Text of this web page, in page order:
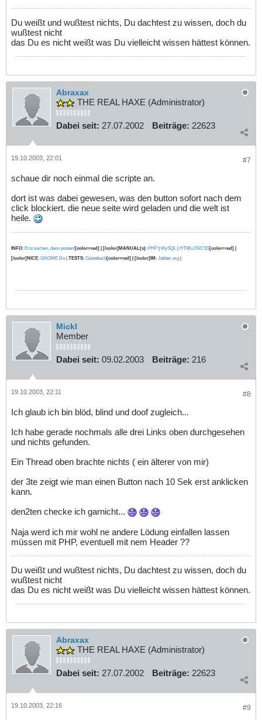
Du weißt und wußtest nichts, Du dachtest zu wissen, doch du
wußtest nicht
das Du es nicht weißt was Du vielleicht wissen hättest können.
Abraxax
THE REAL HAXE (Administrator)
Dabei seit: 27.07.2002 Beiträge: 22623
#7
19.10.2003, 22:01
schaue dir noch einmal die scripte an.
dort ist was dabei gewesen, was den button sofort nach dem
click blockiert. die neue seite wird geladen und die welt ist
heile.
INFO: Erst suchen, dann posten![color=red] | [/color]MANUAL(s): PHP | MySQL | HTML/JS/CSS[color=red] |
[/color]NICE: GNOME Do | TESTS: Gästebuch[color=red] | [/color]IM: Jabber.org |
Mickl
Member
Dabei seit: 09.02.2003 Beiträge: 216
#8
19.10.2003, 22:11
Ich glaub ich bin blöd, blind und doof zugleich...
Ich habe gerade nochmals alle drei Links oben durchgesehen
und nichts gefunden.
Ein Thread oben brachte nichts ( ein älterer von mir)
der 3te zeigt wie man einen Button nach 10 Sek erst anklicken
kann.
den2ten checke ich garnicht...
Naja werd ich mir wohl ne andere Lödung einfallen lassen
müssen mit PHP, eventuell mit nem Header ??
Du weißt und wußtest nichts, Du dachtest zu wissen, doch du
wußtest nicht
das Du es nicht weißt was Du vielleicht wissen hättest können.
Abraxax
THE REAL HAXE (Administrator)
Dabei seit: 27.07.2002 Beiträge: 22623
#9
19.10.2003, 22:16